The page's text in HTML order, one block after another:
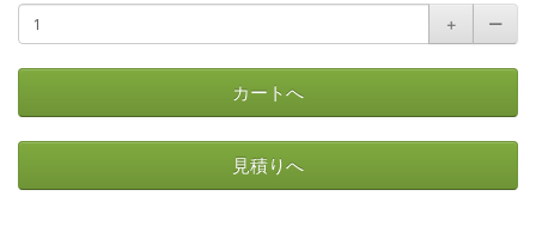
＋
ー
カートへ
見積りへ